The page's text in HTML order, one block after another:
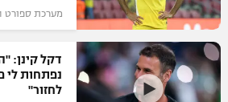
ברחבה
"מעל הליגה" – פודקאסט
מכבי נתניה
בני יהודה
ליגה ברזילאית
ליגות נוספות
ספורט אולימפי
UFC
היאבקות WWE
מערכת ספורט 1 | לפני 2 שנים
דקל קינן:
נפתחות
לחזור"